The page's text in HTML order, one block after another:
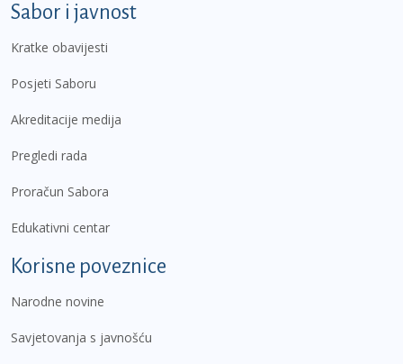
Sabor i javnost
Kratke obavijesti
Posjeti Saboru
Akreditacije medija
Pregledi rada
Proračun Sabora
Edukativni centar
Korisne poveznice
Narodne novine
Savjetovanja s javnošću